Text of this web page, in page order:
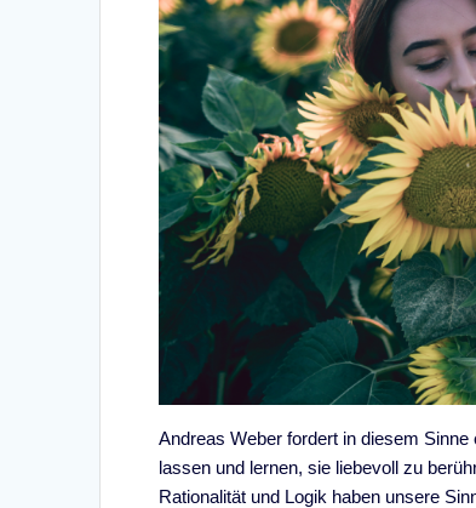
Andreas Weber fordert in diesem Sinne
lassen und lernen, sie liebevoll zu
Rationalität und Logik haben unsere